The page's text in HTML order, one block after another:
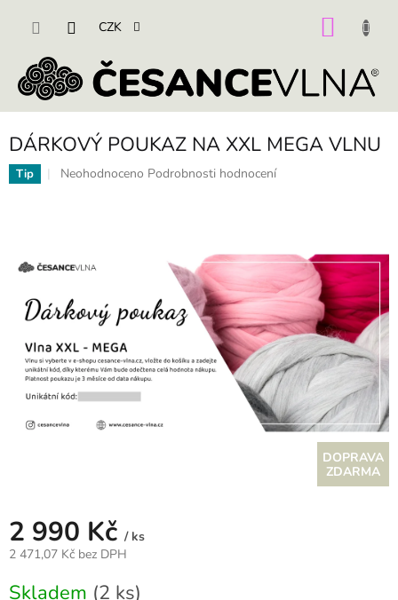
CZK
DÁRKOVÝ POUKAZ NA XXL MEGA VLNU
Tip
Průměrné
5
Neohodnoceno Podrobnosti hodnocení
Z
ZDARMA
2 990 Kč / ks
2 471,07 Kč bez DPH
cena:
Skladem (2 ks)